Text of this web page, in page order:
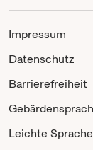
Impressum
Datenschutz
Barrierefreiheit
Leichte Sprache